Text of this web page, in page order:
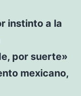
instinto a la
por suerte»
mexicano,